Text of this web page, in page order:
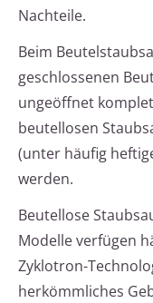
Nachteile.
Beim
geschlossenen
ungeöffnet
beutellosen
(unter häufig
werden.
Beutellose
Modelle verfügen
Zyklotron-
herkömmliches